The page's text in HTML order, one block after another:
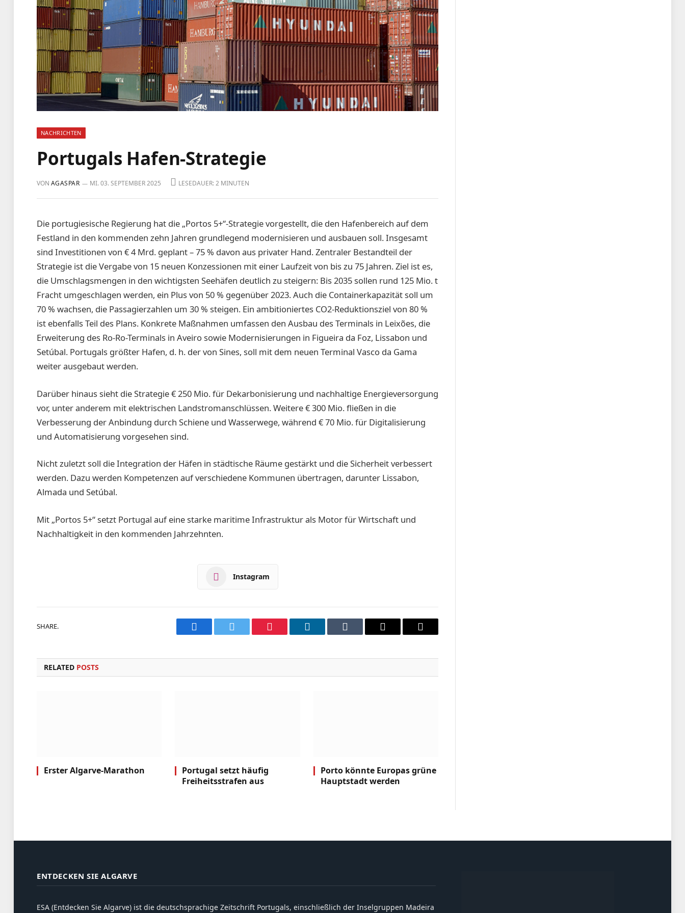
NACHRICHTEN
Portugals Hafen-Strategie
VON AGASPAR MI. 03. SEPTEMBER 2025 LESEDAUER: 2 MINUTEN
Die portugiesische Regierung hat die „Portos 5+“-Strategie vorgestellt, die den Hafenbe­reich auf dem
Festland in den kommenden zehn Jahren grundlegend modernisieren und ausbauen soll. Insgesamt
sind Investitionen von € 4 Mrd. geplant – 75 % davon aus privater Hand. Zentraler Bestandteil der
Strategie ist die Vergabe von 15 neuen Konzessionen mit einer Laufzeit von bis zu 75 Jahren. Ziel ist es,
die Umschlagsmengen in den wichtigsten Seehäfen deutlich zu steigern: Bis 2035 sollen rund 125 Mio. t
Fracht umgeschlagen werden, ein Plus von 50 % gegenüber 2023. Auch die Containerkapazität soll um
70 % wachsen, die Passagierzah­len um 30 % steigen. Ein ambitioniertes CO2-Reduktionsziel von 80 %
ist ebenfalls Teil des Plans. Konkrete Maßnahmen umfassen den Ausbau des Terminals in Leixões, die
Erweiterung des Ro-Ro-Terminals in Aveiro sowie Modernisierungen in ­Figueira da Foz, Lissabon und
Setúbal. Portugals größter Hafen, d. h. der von Sines, soll mit dem neuen Terminal Vasco da Gama
weiter ausgebaut werden.
Darüber hinaus sieht die Strategie € 250 Mio. für Dekarbonisierung und nachhaltige Energieversorgung
vor, unter anderem mit elektrischen Landstromanschlüssen. Weitere € 300 Mio. fließen in die
Verbesserung der Anbindung durch Schiene und Wasserwege, während € 70 Mio. für Digitalisierung
und Automatisierung vorgesehen sind.
Nicht zuletzt soll die Integration der Häfen in städtische Räume gestärkt und die Sicher­heit verbessert
werden. Dazu werden Kompetenzen auf verschiedene Kommunen übertragen, darunter Lissabon,
Almada und Setúbal.
Mit „Portos 5+“ setzt Portugal auf eine starke maritime Infrastruktur als Motor für Wirtschaft und
Nachhaltigkeit in den kommenden Jahrzehnten.
Instagram
SHARE. FacebookTwitter PinterestLinkedInTumblr Email
Copy
RELATED POSTS
Erster Algarve-Marathon
Portugal setzt häufig
Freiheitsstrafen aus
Porto könnte Europas grüne
Hauptstadt werden
ENTDECKEN SIE ALGARVE
ESA (Entdecken Sie Algarve) ist die deutschsprachige Zeitschrift Portugals, einschließlich der Inselgruppen Madeira